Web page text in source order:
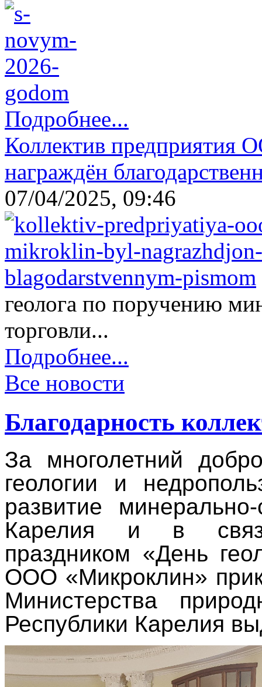
Подробнее...
Коллектив
награждён
07/04/2025, 09:46
геолога по поручению
торговли...
Подробнее...
Все новости
Благодарность
За многолетний
геологии и
развитие
Карелия и в
праздником «День
ООО «Микроклин»
Министерства
Республики Карелия